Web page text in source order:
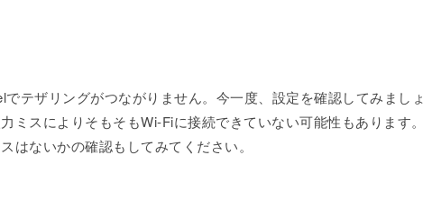
テザリングがつながりません。今一度、設定を確認してみまし
ミスによりそもそもWi-Fiに接続できていない可能性もあります
はないかの確認もしてみてください。